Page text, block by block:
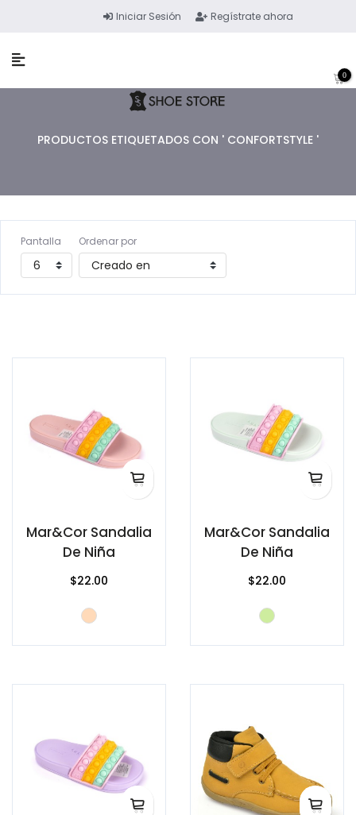
Iniciar Sesión Regístrate ahora
0
PRODUCTOS ETIQUETADOS CON ' CONFORTSTYLE '
Pantalla Ordenar por
Mar&Cor Sandalia
De Niña
$22.00
Mar&Cor Sandalia
De Niña
$22.00